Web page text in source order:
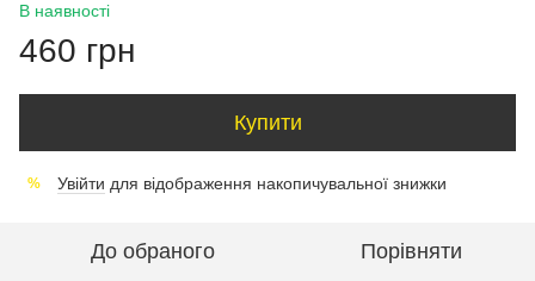
В наявності
460 грн
Купити
% Увійти для відображення накопичувальної знижки
До обраного Порівняти